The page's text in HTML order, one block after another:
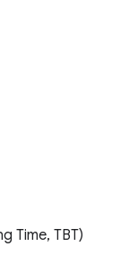
Time, TBT)